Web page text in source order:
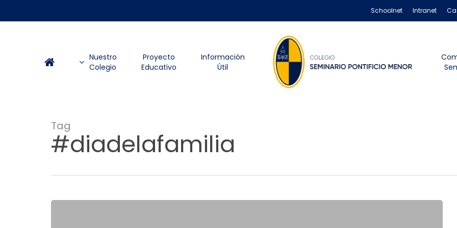
main
Schoolnet Intranet
Nuestro
Colegio
Proyecto
Educativo
Información
Útil
Tag
#diadelafamilia